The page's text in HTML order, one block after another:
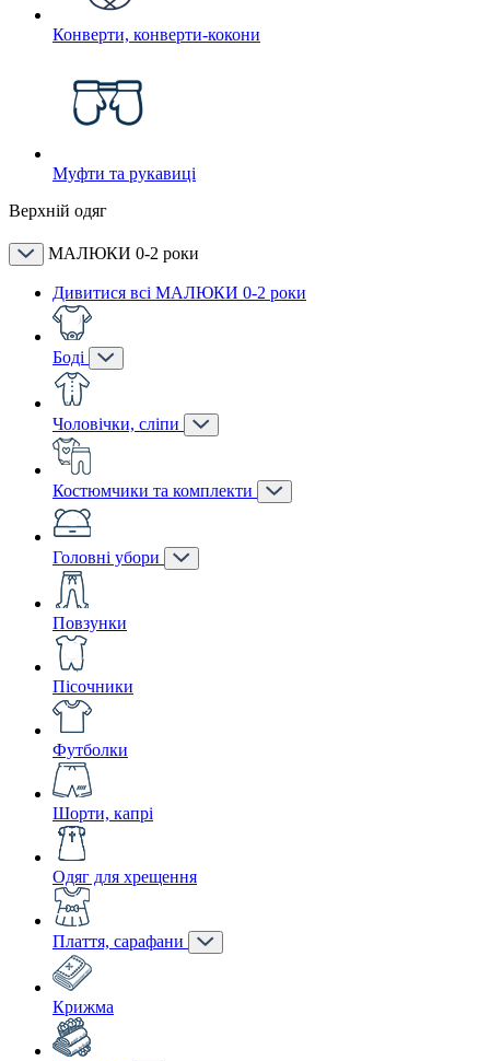
Конверти, конверти-кокони
Муфти та рукавиці
Верхній одяг
МАЛЮКИ 0-2 роки
Дивитися всі МАЛЮКИ 0-2 роки
Боді
Чоловічки, сліпи
Костюмчики та комплекти
Головні убори
Повзунки
Пісочники
Футболки
Шорти, капрі
Одяг для хрещення
Плаття, сарафани
Крижма